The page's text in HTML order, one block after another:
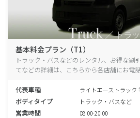
基本料金プラン（T1）
トラック・バスなどのレンタル、お得な割
てなどの詳細は、こちらから各店舗にお電
代表車種 ライトエーストラック
ボディタイプ トラック・バスなど
営業時間 08:00-20:00